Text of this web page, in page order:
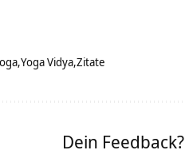
Yoga Vidya Zitate
Dein Feedback?